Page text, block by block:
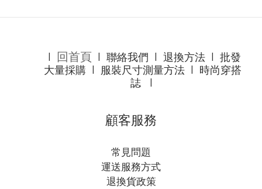
回首頁 聯絡我們 退換方法l 批發
大量採購
服裝尺寸測量方法
時尚穿搭
誌l
顧客服務
常見問題
運送服務方式
退換貨政策